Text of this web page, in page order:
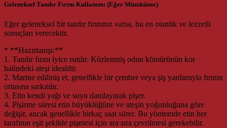
Geleneksel Tandır Fırını Kullanımı (Eğer Mümkünse)
Eğer geleneksel bir tandır fırınınız varsa, bu en otantik ve lezzetli
sonuçları verecektir.
* **Hazırlanışı:**
1. Tandır fırını iyice ısıtılır. Közlenmiş odun kömürünün kor
halindeki ateşi idealdir.
2. Marine edilmiş et, genellikle bir çember veya şiş yardımıyla fırının
ortasına sarkıtılır.
3. Etin kendi yağı ve suyu damlayarak pişer.
4. Pişirme süresi etin büyüklüğüne ve ateşin yoğunluğuna göre
değişir, ancak genellikle birkaç saat sürer. Bu yöntemde etin her
tarafının eşit şekilde pişmesi için ara sıra çevrilmesi gerekebilir.